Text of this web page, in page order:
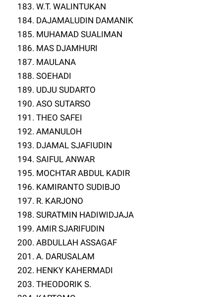
183. W.T. WALINTUKAN
184. DAJAMALUDIN DAMANIK
185. MUHAMAD SUALIMAN
186. MAS DJAMHURI
187. MAULANA
188. SOEHADI
189. UDJU SUDARTO
190. ASO SUTARSO
191. THEO SAFEI
192. AMANULOH
193. DJAMAL SJAFIUDIN
194. SAIFUL ANWAR
195. MOCHTAR ABDUL KADIR
196. KAMIRANTO SUDIBJO
197. R. KARJONO
198. SURATMIN HADIWIDJAJA
199. AMIR SJARIFUDIN
200. ABDULLAH ASSAGAF
201. A. DARUSALAM
202. HENKY KAHERMADI
203. THEODORIK S.